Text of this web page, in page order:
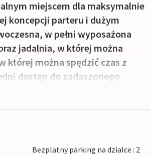
miejscem dla maksymalnie
koncepcji parteru i dużym
w pełni wyposażona
jadalnia, w której można
której można spędzić czas z
dostęp do zadaszonego
dzięki czemu willa jest
i łazienka znajdują się na
łóżko.
również delektować się pysznym
przy którym można
Bezplatny parking na dzialce : 2